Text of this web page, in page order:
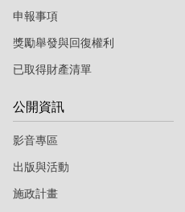
申報事項
獎勵舉發與回復權利
已取得財產清單
公開資訊
影音專區
出版與活動
施政計畫